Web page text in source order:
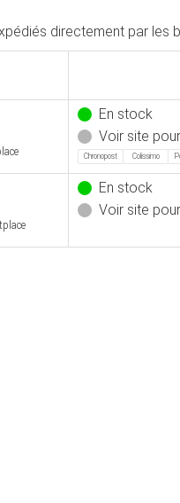
directement par les
En stock
Voir site
Chronopost Colissimo
En stock
Voir site